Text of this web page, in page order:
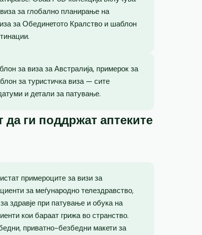
за глобално планирање на
за Обединетото Кралство и шаблон
за виза за Австралија, примерок за
за туристичка виза — сите
и детали за патување.
ги поддржат аптеките
примероците за визи за
за меѓународно телездравство,
здравје при патување и обука на
кои бараат грижа во странство.
приватно-безбедни макети за